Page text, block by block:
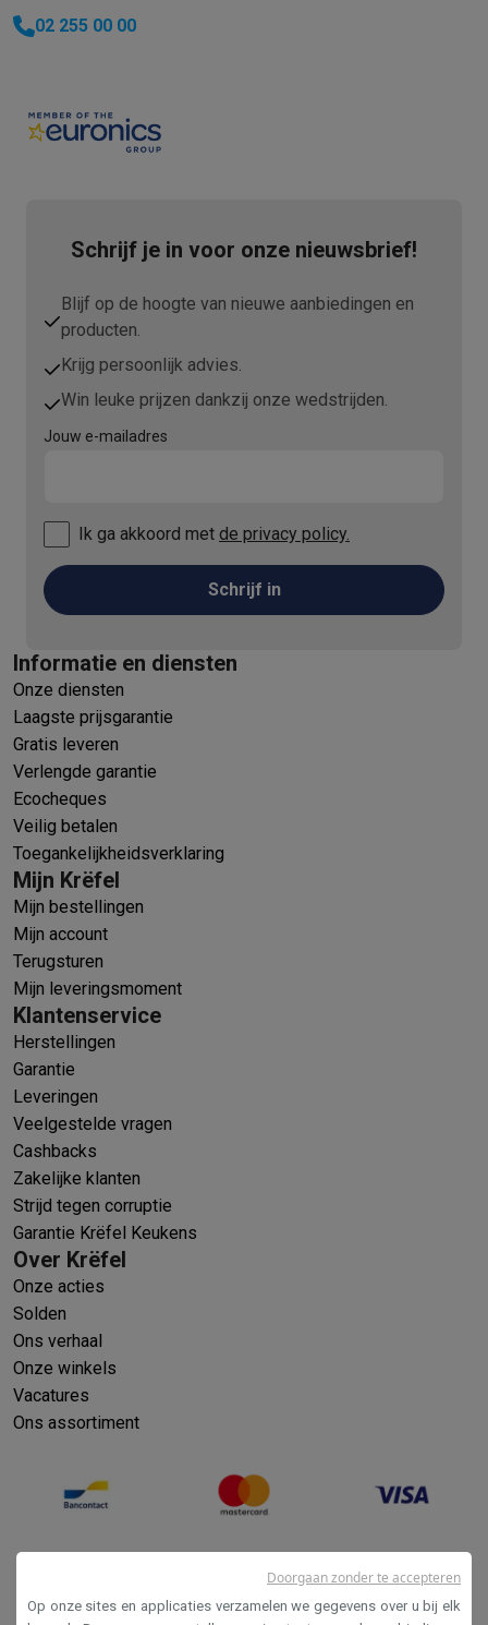
02 255 00 00
Schrijf je in voor onze nieuwsbrief!
Blijf op de hoogte van nieuwe aanbiedingen en
producten.
Krijg persoonlijk advies.
Win leuke prijzen dankzij onze wedstrijden.
Jouw e-mailadres
Ik ga akkoord met de privacy policy.
Schrijf in
Informatie en diensten
Onze diensten
Laagste prijsgarantie
Gratis leveren
Verlengde garantie
Ecocheques
Veilig betalen
Toegankelijkheidsverklaring
Mijn Krëfel
Mijn bestellingen
Mijn account
Terugsturen
Mijn leveringsmoment
Klantenservice
Herstellingen
Garantie
Leveringen
Veelgestelde vragen
Cashbacks
Zakelijke klanten
Strijd tegen corruptie
Garantie Krëfel Keukens
Over Krëfel
Onze acties
Solden
Ons verhaal
Onze winkels
Vacatures
Ons assortiment
Op onze sites en applicaties verzamelen we gegevens over u bij elk
Doorgaan zonder te accepteren